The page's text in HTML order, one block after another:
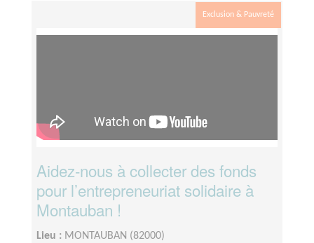
Exclusion & Pauvreté
Aidez-nous à collecter des fonds
pour l’entrepreneuriat solidaire à
Montauban !
Lieu : MONTAUBAN (82000)